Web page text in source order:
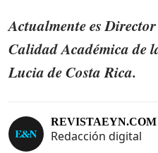
Actualmente es
Calidad Académica de
Lucia de Costa Rica.
REVISTAEYN.COM
Redacción digital